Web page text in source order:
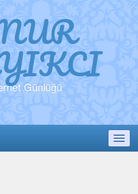
Günlüğü